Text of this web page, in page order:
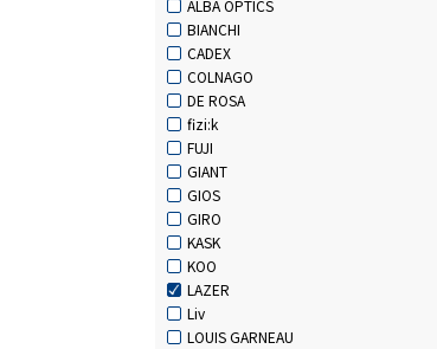
ALBA OPTICS
BIANCHI
CADEX
COLNAGO
DE ROSA
fizi:k
FUJI
GIANT
GIOS
GIRO
KASK
KOO
LAZER
Liv
LOUIS GARNEAU